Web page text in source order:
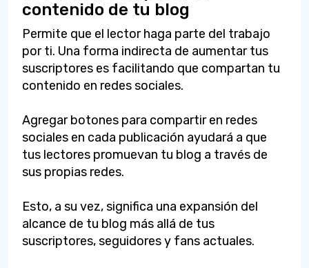
contenido de tu blog
Permite que el lector haga parte del trabajo
por ti. Una forma indirecta de aumentar tus
suscriptores es facilitando que compartan tu
contenido en redes sociales.
Agregar botones para compartir en redes
sociales en cada publicación ayudará a que
tus lectores promuevan tu blog a través de
sus propias redes.
Esto, a su vez, significa una expansión del
alcance de tu blog más allá de tus
suscriptores, seguidores y fans actuales.